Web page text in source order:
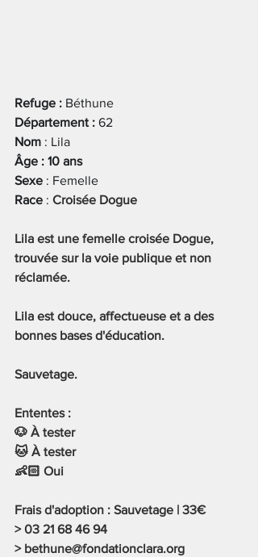
Refuge : Béthune
Département : 62
Nom : Lila
Âge : 10 ans
Sexe : Femelle
Race : Croisée Dogue
Lila est une femelle croisée Dogue,
trouvée sur la voie publique et non
réclamée.
Lila est douce, affectueuse et a des
bonnes bases d'éducation.
Sauvetage.
Ententes :
🐶 À tester
🐱 À tester
👶🏻 Oui
Frais d'adoption : Sauvetage | 33€
> 03 21 68 46 94
> bethune@fondationclara.org